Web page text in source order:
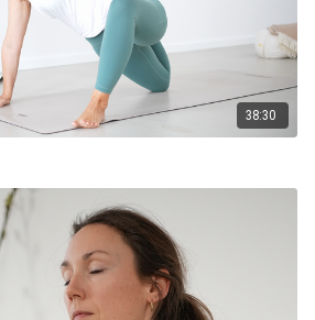
38:30